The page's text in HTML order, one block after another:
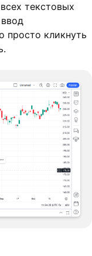
текстовых
просто кликнуть